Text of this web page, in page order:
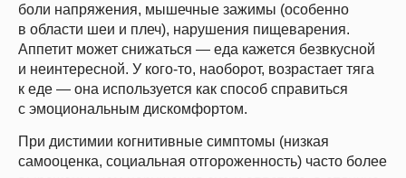
боли напряжения, мышечные зажимы (особенно
в области шеи и плеч), нарушения пищеварения.
Аппетит может снижаться — еда кажется безвкусной
и неинтересной. У кого-то, наоборот, возрастает тяга
к еде — она используется как способ справиться
с эмоциональным дискомфортом.
При дистимии когнитивные симптомы (низкая
самооценка, социальная отгороженность) часто более